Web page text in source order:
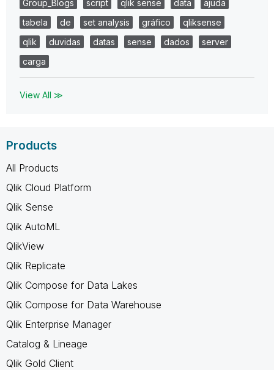
Group_Blogs
script qlik sense data
ajuda
tabela
de set analysis gráfico
qliksense
qlik
duvidas datas sense dados
server
carga
View All ≫
Products
All Products
Qlik Cloud Platform
Qlik Sense
Qlik AutoML
QlikView
Qlik Replicate
Qlik Compose for Data Lakes
Qlik Compose for Data Warehouse
Qlik Enterprise Manager
Catalog & Lineage
Qlik Gold Client